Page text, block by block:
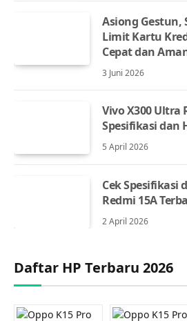
Asiong Gestun,
Limit Kartu
Cepat dan
3 Juni 2026
Vivo X300 Ultra
Spesifikasi dan
5 April 2026
Cek Spesifikasi
Redmi 15A
2 April 2026
Daftar HP Terbaru 2026